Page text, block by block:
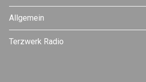
Allgemein
Terzwerk Radio